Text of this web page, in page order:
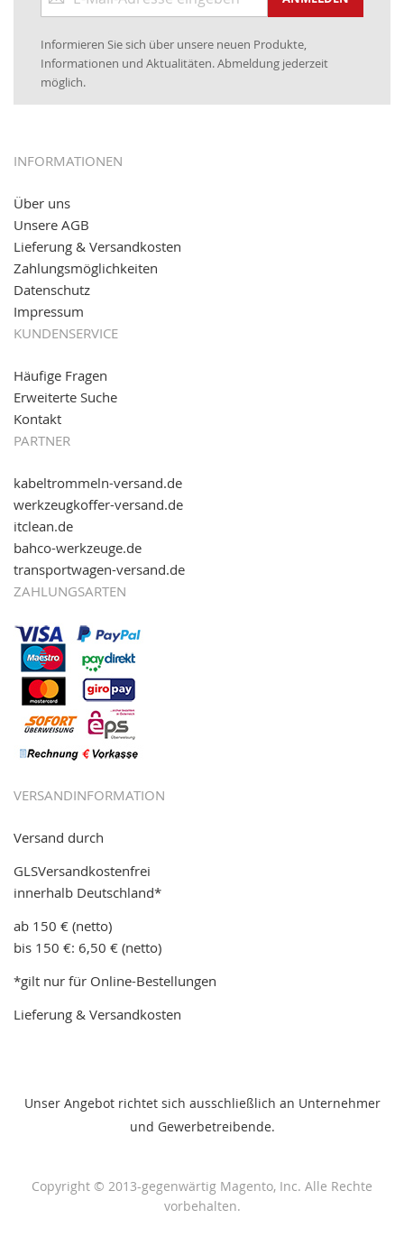
16.01.2017:JETZT NEU- Visa & MasterCard (inkl.
Maestro)
12.01.2017:JETZT NEU- giropay, SOFORT-Überweisung
05.09.2016: NEUE Topseller bei
11.08.2016: Gerade entsteht unser "neuer"
Partnershop
Online-Shop für einfaches Transportieren. Einfach
reinschauen...
zum
Informieren Sie sich über unsere neuen Produkte,
Informationen und Aktualitäten. Abmeldung jederzeit
möglich.
INFORMATIONEN
Über uns
Unsere AGB
Lieferung & Versandkosten
Zahlungsmöglichkeiten
Datenschutz
Impressum
KUNDENSERVICE
Häufige Fragen
Erweiterte Suche
Kontakt
PARTNER
kabeltrommeln-versand.de
werkzeugkoffer-versand.de
itclean.de
bahco-werkzeuge.de
transportwagen-versand.de
ZAHLUNGSARTEN
VERSANDINFORMATION
Versand durch
GLSVersandkostenfrei
innerhalb Deutschland*
ab 150 € (netto)
bis 150 €: 6,50 € (netto)
*gilt nur für Online-Bestellungen
Lieferung & Versandkosten
Unser Angebot richtet sich ausschließlich an Unternehmer
und Gewerbetreibende.
Copyright © 2013-gegenwärtig Magento, Inc. Alle Rechte
vorbehalten.